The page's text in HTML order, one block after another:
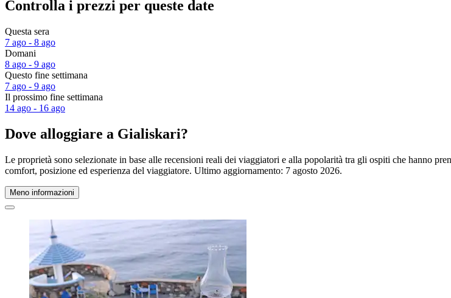
Controlla i prezzi per queste date
Questa sera
7 ago - 8 ago
Domani
8 ago - 9 ago
Questo fine settimana
7 ago - 9 ago
Il prossimo fine settimana
14 ago - 16 ago
Dove alloggiare a Gialiskari?
Le proprietà sono selezionate in base alle recensioni reali dei viaggiatori e alla popolarità tra gli ospiti che hanno
comfort, posizione ed esperienza del viaggiatore. Ultimo aggiornamento: 7 agosto 2026.
Meno informazioni